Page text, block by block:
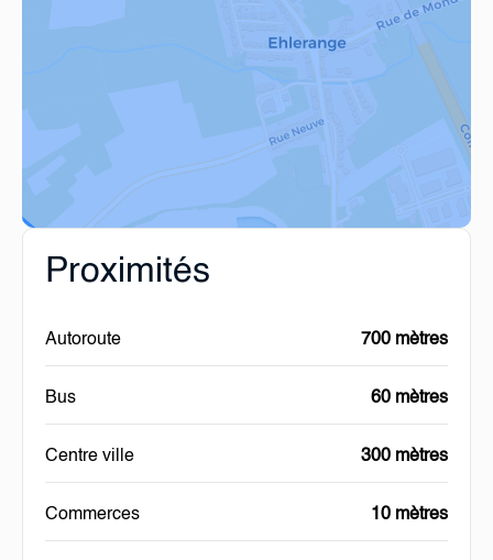
Proximités
Autoroute 700 mètres
Bus 60 mètres
Centre ville 300 mètres
Commerces 10 mètres